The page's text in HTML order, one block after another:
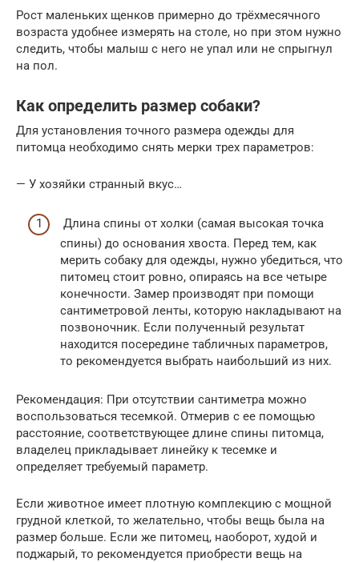
Рост маленьких щенков примерно до трёхмесячного
возраста удобнее измерять на столе, но при этом нужно
следить, чтобы малыш с него не упал или не спрыгнул
на пол.
Как определить размер собаки?
Для установления точного размера одежды для
питомца необходимо снять мерки трех параметров:
— У хозяйки странный вкус…
Длина спины от холки (самая высокая точка
спины) до основания хвоста. Перед тем, как
мерить собаку для одежды, нужно убедиться, что
питомец стоит ровно, опираясь на все четыре
конечности. Замер производят при помощи
сантиметровой ленты, которую накладывают на
позвоночник. Если полученный результат
находится посередине табличных параметров,
то рекомендуется выбрать наибольший из них.
Рекомендация: При отсутствии сантиметра можно
воспользоваться тесемкой. Отмерив с ее помощью
расстояние, соответствующее длине спины питомца,
владелец прикладывает линейку к тесемке и
определяет требуемый параметр.
Если животное имеет плотную комплекцию с мощной
грудной клеткой, то желательно, чтобы вещь была на
размер больше. Если же питомец, наоборот, худой и
поджарый, то рекомендуется приобрести вещь на